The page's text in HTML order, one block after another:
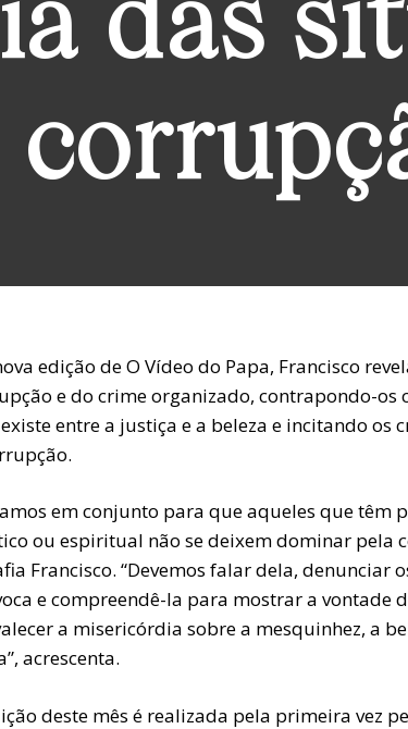
das
edição de O Vídeo do Papa, Francisco
e do crime organizado, contrapondo-os
entre a justiça e a beleza e incitando os
em conjunto para que aqueles que têm
ou espiritual não se deixem dominar pela
Francisco. “Devemos falar dela, denunciar
e compreendê-la para mostrar a vontade
a misericórdia sobre a mesquinhez, a
acrescenta.
deste mês é realizada pela primeira vez